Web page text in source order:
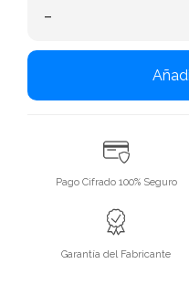
–
Pago Cifrado 100% Seguro
Garantía del Fabricante